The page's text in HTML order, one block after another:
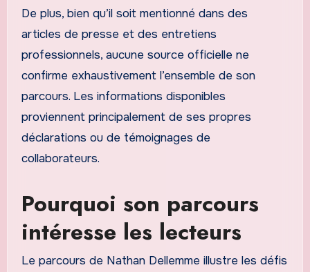
De plus, bien qu’il soit mentionné dans des
articles de presse et des entretiens
professionnels, aucune source officielle ne
confirme exhaustivement l’ensemble de son
parcours. Les informations disponibles
proviennent principalement de ses propres
déclarations ou de témoignages de
collaborateurs.
Pourquoi son parcours
intéresse les lecteurs
Le parcours de Nathan Dellemme illustre les défis